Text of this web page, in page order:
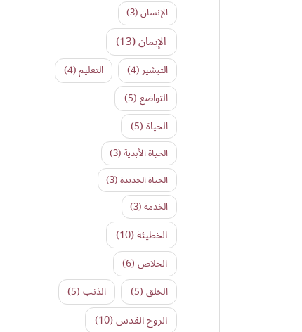
الإنسان(3)
الإيمان(13)
التبشير(4) التعليم(4)
التواضع(5)
الحياة(5)
الحياة الأبدية(3)
الحياة الجديدة(3)
الخدمة(3)
الخطيئة(10)
الخلاص(6)
الخلق(5) الذنب(5)
الروح القدس(10)